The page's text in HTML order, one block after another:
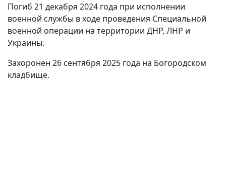
Погиб 21 декабря 2024 года при исполнении
военной службы в ходе проведения Специальной
военной операции на территории ДНР, ЛНР и
Украины.
Захоронен 26 сентября 2025 года на Богородском
кладбище.